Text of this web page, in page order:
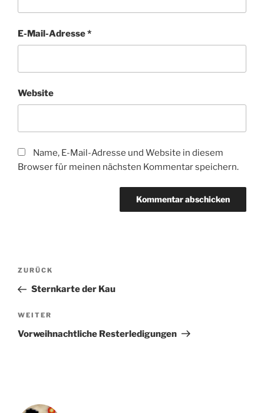
E-Mail-Adresse*
Website
Name, E-Mail-Adresse und Website in diesem
Browser für meinen nächsten Kommentar speichern.
Beitragsnavigation
Vorheriger
Beitrag
ZURÜCK
Sternkarte der Kau
Nächster
Beitrag
WEITER
Vorweihnachtliche Resterledigungen